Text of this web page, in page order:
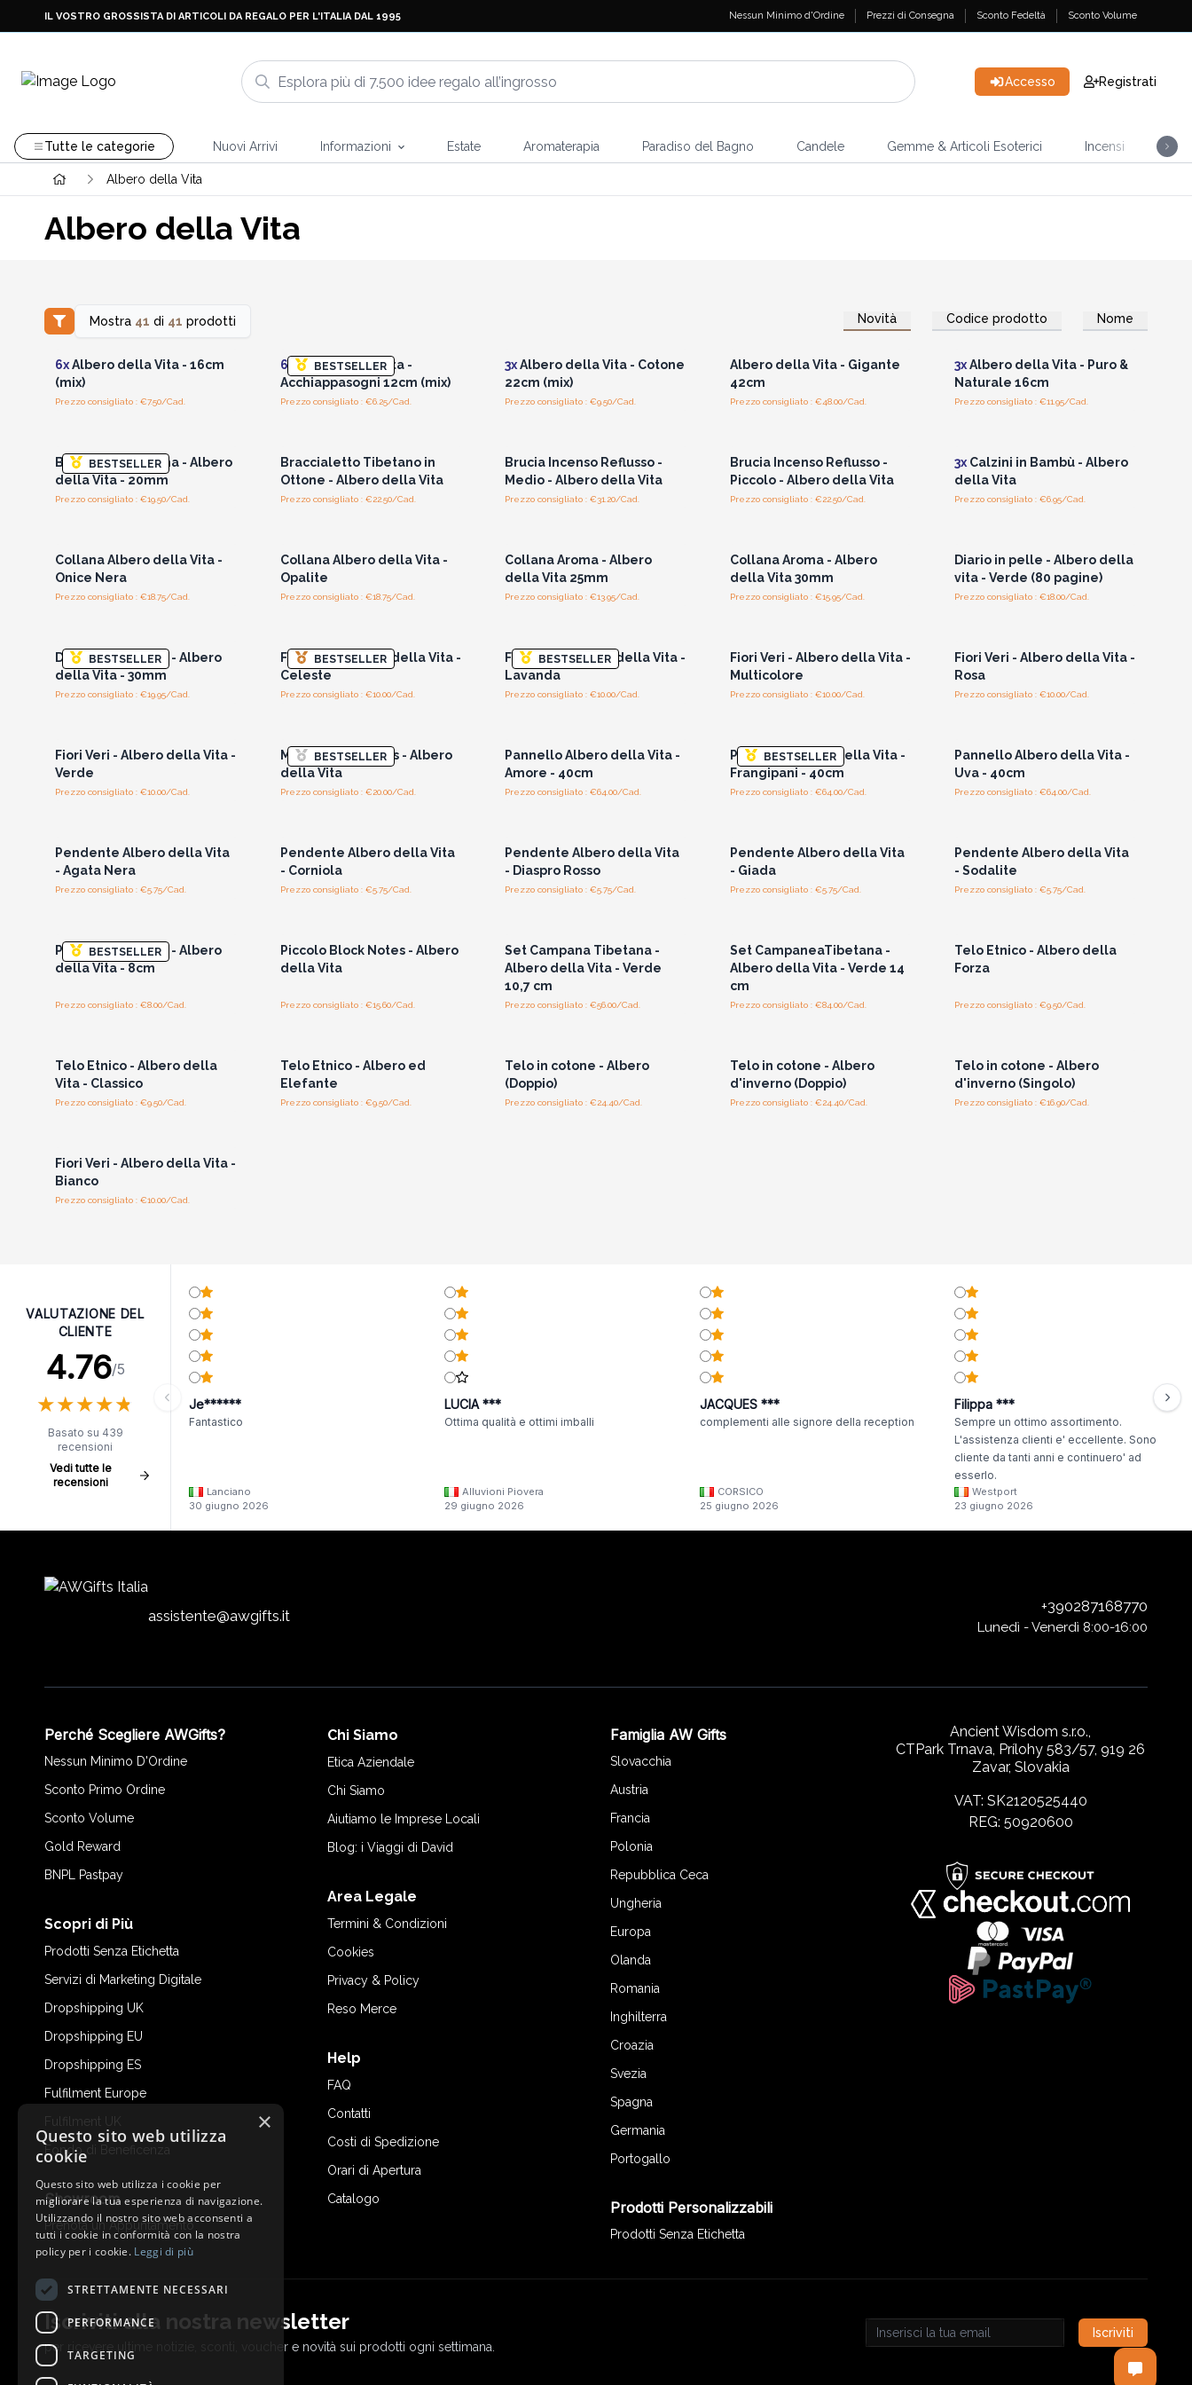
IL VOSTRO GROSSISTA DI ARTICOLI DA REGALO PER L'ITALIA DAL 1995 Nessun Minimo d'Ordine Prezzi di Consegna Sconto Fedeltà Sconto Volume
Accesso Registrati
Tutte le categorie Nuovi Arrivi Informazioni Estate Aromaterapia Paradiso del Bagno Candele Gemme & Articoli Esoterici Incensi
Albero della Vita
Albero della Vita
Mostra 41 di 41 prodotti Novità Codice prodotto Nome
Accedi per vedere i prezzi
all'ingrosso
6xAlbero della Vita - 16cm
(mix)
Prezzo consigliato : €7.50/Cad.
BESTSELLER
6x Albero della Vita -
Acchiappasogni 12cm (mix)
Prezzo consigliato : €6.25/Cad.
3xAlbero della Vita - Cotone
22cm (mix)
Prezzo consigliato : €9.50/Cad.
Accedi per vedere i prezzi
all'ingrosso
Albero della Vita - Gigante
42cm
Prezzo consigliato : €48.00/Cad.
Accedi per vedere i prezzi
all'ingrosso
3xAlbero della Vita - Puro &
Naturale 16cm
Prezzo consigliato : €11.95/Cad.
BESTSELLER
Braccialetto Aroma - Albero
della Vita - 20mm
Prezzo consigliato : €19.50/Cad.
Braccialetto Tibetano in
Ottone - Albero della Vita
Prezzo consigliato : €22.50/Cad.
Brucia Incenso Reflusso -
Medio - Albero della Vita
Prezzo consigliato : €31.20/Cad.
Brucia Incenso Reflusso -
Piccolo - Albero della Vita
Prezzo consigliato : €22.50/Cad.
3x Calzini in Bambù - Albero
della Vita
Prezzo consigliato : €6.95/Cad.
Collana Albero della Vita -
Onice Nera
Prezzo consigliato : €18.75/Cad.
Collana Albero della Vita -
Opalite
Prezzo consigliato : €18.75/Cad.
Collana Aroma - Albero
della Vita 25mm
Prezzo consigliato : €13.95/Cad.
Collana Aroma - Albero
della Vita 30mm
Prezzo consigliato : €15.95/Cad.
Diario in pelle - Albero della
vita - Verde (80 pagine)
Prezzo consigliato : €18.00/Cad.
BESTSELLER
Diffusore per Auto - Albero
della Vita - 30mm
Prezzo consigliato : €19.95/Cad.
BESTSELLER
Fiori Veri - Albero della Vita -
Celeste
Prezzo consigliato : €10.00/Cad.
BESTSELLER
Fiori Veri - Albero della Vita -
Lavanda
Prezzo consigliato : €10.00/Cad.
Fiori Veri - Albero della Vita -
Multicolore
Prezzo consigliato : €10.00/Cad.
Fiori Veri - Albero della Vita -
Rosa
Prezzo consigliato : €10.00/Cad.
Fiori Veri - Albero della Vita -
Verde
Prezzo consigliato : €10.00/Cad.
BESTSELLER
Medio Block Notes - Albero
della Vita
Prezzo consigliato : €20.00/Cad.
Pannello Albero della Vita -
Amore - 40cm
Prezzo consigliato : €64.00/Cad.
BESTSELLER
Pannello Albero della Vita -
Frangipani - 40cm
Prezzo consigliato : €64.00/Cad.
Pannello Albero della Vita -
Uva - 40cm
Prezzo consigliato : €64.00/Cad.
Pendente Albero della Vita
- Agata Nera
Prezzo consigliato : €5.75/Cad.
Pendente Albero della Vita
- Corniola
Prezzo consigliato : €5.75/Cad.
Pendente Albero della Vita
- Diaspro Rosso
Prezzo consigliato : €5.75/Cad.
Pendente Albero della Vita
- Giada
Prezzo consigliato : €5.75/Cad.
Pendente Albero della Vita
- Sodalite
Prezzo consigliato : €5.75/Cad.
BESTSELLER
Piastra di Ricarica - Albero
della Vita - 8cm
Prezzo consigliato : €8.00/Cad.
Piccolo Block Notes - Albero
della Vita
Prezzo consigliato : €15.60/Cad.
Set Campana Tibetana -
Albero della Vita - Verde
10,7 cm
Prezzo consigliato : €56.00/Cad.
Set CampaneaTibetana -
Albero della Vita - Verde 14
cm
Prezzo consigliato : €84.00/Cad.
Telo Etnico - Albero della
Forza
Prezzo consigliato : €9.50/Cad.
Telo Etnico - Albero della
Vita - Classico
Prezzo consigliato : €9.50/Cad.
Telo Etnico - Albero ed
Elefante
Prezzo consigliato : €9.50/Cad.
Telo in cotone - Albero
(Doppio)
Prezzo consigliato : €24.40/Cad.
Telo in cotone - Albero
d'inverno (Doppio)
Prezzo consigliato : €24.40/Cad.
Telo in cotone - Albero
d'inverno (Singolo)
Prezzo consigliato : €16.90/Cad.
Fiori Veri - Albero della Vita -
Bianco
Prezzo consigliato : €10.00/Cad.
VALUTAZIONE DEL
CLIENTE
4.76/5
★★★★★
★★★★★
Basato su 439
recensioni
Vedi tutte le
recensioni
Je******
Fantastico
Lanciano
30 giugno 2026
LUCIA ***
Ottima qualità e ottimi imballi
Alluvioni Piovera
29 giugno 2026
JACQUES ***
complementi alle signore della reception
CORSICO
25 giugno 2026
Filippa ***
Sempre un ottimo assortimento.
L'assistenza clienti e' eccellente. Sono
cliente da tanti anni e continuero' ad
esserlo.
Westport
23 giugno 2026
assistente@awgifts.it
+390287168770
Lunedì - Venerdì 8:00-16:00
Perché Scegliere AWGifts?
Nessun Minimo D'Ordine
Sconto Primo Ordine
Sconto Volume
Gold Reward
BNPL Pastpay
Scopri di Più
Prodotti Senza Etichetta
Servizi di Marketing Digitale
Dropshipping UK
Dropshipping EU
Dropshipping ES
Fulfilment Europe
Fulfilment UK
Fondo di Beneficenza
Showroom
Prenota un Appuntamento
Chi Siamo
Etica Aziendale
Chi Siamo
Aiutiamo le Imprese Locali
Blog: i Viaggi di David
Area Legale
Termini & Condizioni
Cookies
Privacy & Policy
Reso Merce
Help
FAQ
Contatti
Costi di Spedizione
Orari di Apertura
Catalogo
Famiglia AW Gifts
Slovacchia
Austria
Francia
Polonia
Repubblica Ceca
Ungheria
Europa
Olanda
Romania
Inghilterra
Croazia
Svezia
Spagna
Germania
Portogallo
Prodotti Personalizzabili
Prodotti Senza Etichetta
Ancient Wisdom s.r.o.,
CTPark Trnava, Prílohy 583/57, 919 26
Zavar, Slovakia
VAT: SK2120525440
REG: 50920600
Iscriviti alla nostra newsletter
per ricevere ultime notizie, sconti, voucher e novità sui prodotti ogni settimana. Email address
Iscriviti
×
Questo sito web utilizza
cookie
Questo sito web utilizza i cookie per
migliorare la tua esperienza di navigazione.
Utilizzando il nostro sito web acconsenti a
tutti i cookie in conformità con la nostra
policy per i cookie. Leggi di più
STRETTAMENTE NECESSARI
PERFORMANCE
TARGETING